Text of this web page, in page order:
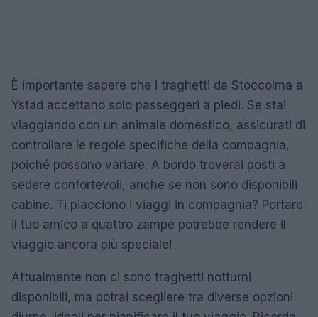
È importante sapere che i traghetti da Stoccolma a
Ystad accettano solo passeggeri a piedi. Se stai
viaggiando con un animale domestico, assicurati di
controllare le regole specifiche della compagnia,
poiché possono variare. A bordo troverai posti a
sedere confortevoli, anche se non sono disponibili
cabine. Ti piacciono i viaggi in compagnia? Portare
il tuo amico a quattro zampe potrebbe rendere il
viaggio ancora più speciale!
Attualmente non ci sono traghetti notturni
disponibili, ma potrai scegliere tra diverse opzioni